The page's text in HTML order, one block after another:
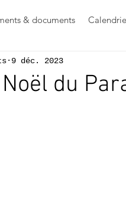
& documents
du
9 déc. 2023
5.